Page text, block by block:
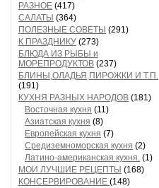
РАЗНОЕ (417)
САЛАТЫ (364)
ПОЛЕЗНЫЕ СОВЕТЫ (291)
К ПРАЗДНИКУ (273)
БЛЮДА ИЗ РЫБЫ и
МОРЕПРОДУКТОВ (237)
БЛИНЫ,ОЛАДЬЯ,ПИРОЖКИ И Т.П.
(191)
КУХНЯ РАЗНЫХ НАРОДОВ (181)
Восточная кухня (11)
Азиатская кухня (8)
Европейская кухня (7)
Средиземноморская кухня (2)
Латино-американская кухня. (1)
МОИ ЛУЧШИЕ РЕЦЕПТЫ (168)
КОНСЕРВИРОВАНИЕ (148)